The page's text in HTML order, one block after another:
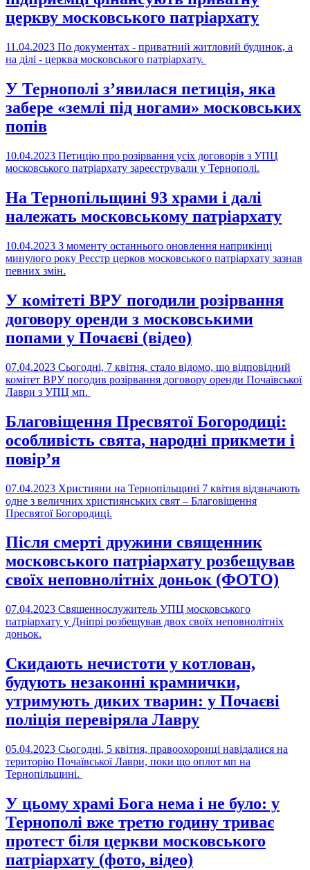
церкву московського патріархату
11.04.2023 По документах - приватний житловий будинок, а
на ділі - церква московського патріархату.
У Тернополі з’явилася петиція, яка
забере «землі під ногами» московських
попів
10.04.2023 Петицію про розірвання усіх договорів з УПЦ
московського патріархату зареєстрували у Тернополі.
На Тернопільщині 93 храми і далі
належать московському патріархату
10.04.2023 З моменту останнього оновлення наприкінці
минулого року Реєстр церков московського патріархату зазнав
певних змін.
У комітеті ВРУ погодили розірвання
договору оренди з московськими
попами у Почаєві (відео)
07.04.2023 Сьогодні, 7 квітня, стало відомо, що відповідний
комітет ВРУ погодив розірвання договору оренди Почаївської
Лаври з УПЦ мп.
Благовіщення Пресвятої Богородиці:
особливість свята, народні прикмети і
повір’я
07.04.2023 Християни на Тернопільщині 7 квітня відзначають
одне з величних християнських свят – Благовіщення
Пресвятої Богородиці.
Після смерті дружини священник
московського патріархату розбещував
своїх неповнолітніх доньок (ФОТО)
07.04.2023 Священнослужитель УПЦ московського
патріархату у Дніпрі розбещував двох своїх неповнолітніх
доньок.
Скидають нечистоти у котлован,
будують незаконні крамнички,
утримують диких тварин: у Почаєві
поліція перевіряла Лавру
05.04.2023 Сьогодні, 5 квітня, правоохоронці навідалися на
територію Почаївської Лаври, поки що оплот мп на
Тернопільщині.
У цьому храмі Бога нема і не було: у
Тернополі вже третю годину триває
протест біля церкви московського
патріархату (фото, відео)